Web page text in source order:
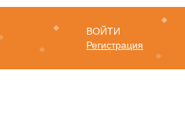
ВОЙТИ
Регистрация